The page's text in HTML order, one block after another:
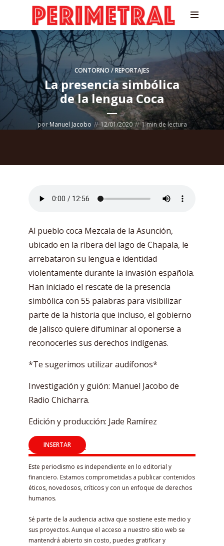
CONTORNO / REPORTAJES
La presencia simbólica
de la lengua Coca
porManuel Jacobo 12/01/2020 1 min de lectura
Al pueblo coca Mezcala de la Asunción,
ubicado en la ribera del lago de Chapala, le
arrebataron su lengua e identidad
violentamente durante la invasión española.
Han iniciado el rescate de la presencia
simbólica con 55 palabras para visibilizar
parte de la historia que incluso, el gobierno
de Jalisco quiere difuminar al oponerse a
reconocerles sus derechos indígenas.
*Te sugerimos utilizar audífonos*
Investigación y guión: Manuel Jacobo de
Radio Chicharra.
Edición y producción: Jade Ramírez
Este periodismo es independiente en lo editorial y
financiero. Estamos comprometidas a publicar contenidos
éticos, novedosos, críticos y con un enfoque de derechos
humanos.
Sé parte de la audiencia activa que sostiene este medio y
sus proyectos. Aunque el acceso a nuestro sitio web se
mantendrá abierto sin costo, puedes gratificar y